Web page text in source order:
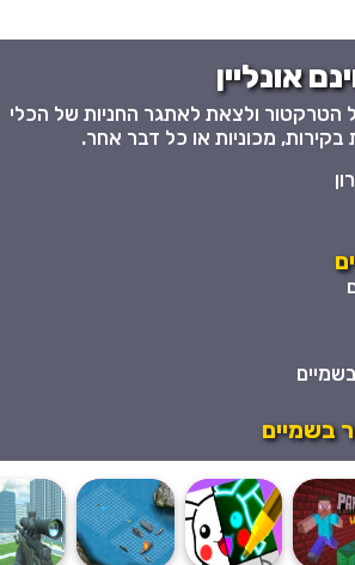
אונליין
הטרקטור ולצאת לאתגר החניות של הכלי
מכוניות או כל דבר אחר.
בשמיים